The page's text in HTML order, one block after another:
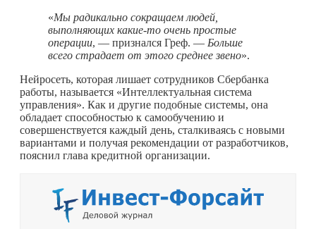
«Мы радикально сокращаем людей,
выполняющих какие-то очень простые
операции, — признался Греф. — Больше
всего страдает от этого среднее звено».
Нейросеть, которая лишает сотрудников Сбербанка
работы, называется «Интеллектуальная система
управления». Как и другие подобные системы, она
обладает способностью к самообучению и
совершенствуется каждый день, сталкиваясь с новыми
вариантами и получая рекомендации от разработчиков,
пояснил глава кредитной организации.